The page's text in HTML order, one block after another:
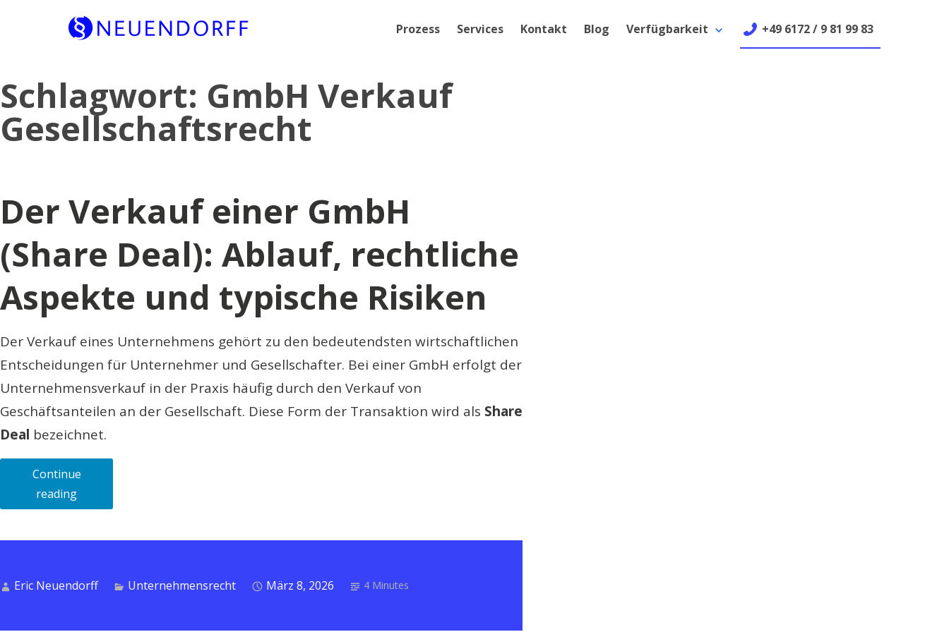
to
content
Prozess Services Kontakt Blog Verfügbarkeit +49 6172 / 9 81 99 83
Schlagwort: GmbH Verkauf
Gesellschaftsrecht
Der Verkauf einer GmbH
(Share Deal): Ablauf, rechtliche
Aspekte und typische Risiken
Der Verkauf eines Unternehmens gehört zu den bedeutendsten wirtschaftlichen
Entscheidungen für Unternehmer und Gesellschafter. Bei einer GmbH erfolgt der
Unternehmensverkauf in der Praxis häufig durch den Verkauf von
Geschäftsanteilen an der Gesellschaft. Diese Form der Transaktion wird als Share
Deal bezeichnet.
Continue
reading„Der
Verkauf
Deal):
Eric Neuendorff Unternehmensrecht März 8, 2026 4 Minutes